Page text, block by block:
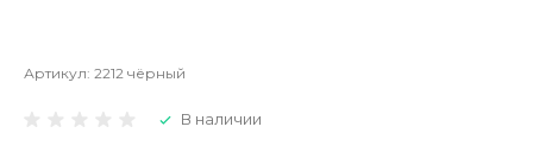
Артикул: 2212 чёрный
В наличии